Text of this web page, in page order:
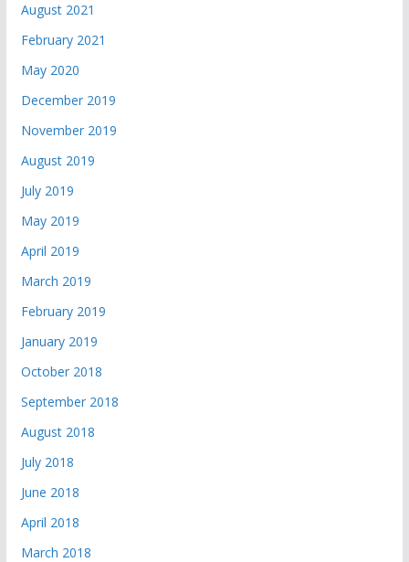
August 2021
February 2021
May 2020
December 2019
November 2019
August 2019
July 2019
May 2019
April 2019
March 2019
February 2019
January 2019
October 2018
September 2018
August 2018
July 2018
June 2018
April 2018
March 2018